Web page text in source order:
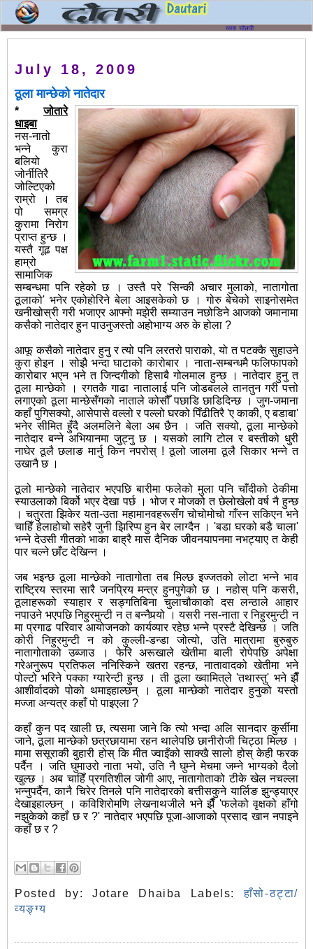
July 18, 2009
ठूला मान्छेको नातेदार
*जोतारे
धाइबा
नस-नातो
भन्ने कुरा
बलियो
जोर्नीतिरै
जोल्टिएको
राम्रो । तब
पो समग्र
कुरामा निरोग
प्राप्‍त हुन्छ ।
यस्तै गूढ पक्ष
हाम्रो
सामाजिक
सम्बन्धमा पनि रहेको छ । उस्तै परे 'सिन्की अचार मुलाको, नातागोता
ठूलाको' भनेर एकोहोरिने बेला आइसकेको छ । गोरु बेचेको साइनोसमेत
खनीखोस्री गरी भजाएर आफ्नो मझेरी सम्याउन नछोडिने आजको जमानामा
कसैको नातेदार हुन पाउनुजस्तो अहोभाग्य अरु के होला ?
आफू कसैको नातेदार हुनु र त्यो पनि लरतरो पाराको, यो त पटक्कै सुहाउने
कुरा होइन । सोझै भन्दा घाटाको कारोबार । नाता-सम्बन्धमै फलिफापको
कारोबार भएन भने त जिन्दगीको हिसाबै गोलमाल हुन्छ । नातेदार हुनु त
ठूला मान्छेको । रगतकै गाढा नातालाई पनि जोडबलले तानतुन गरी पत्तो
लगाएको ठूला मान्छेसँगको नाताले कोसौँ पछाडि छाडिदिन्छ ।जुग-जमाना
कहाँ पुगिसक्यो, आसेपासे वल्लो र पल्लो घरको पिँढीतिरै 'ए काकी, ए बडाबा'
भनेर सीमित हुँदै अलमलिने बेला अब छैन । जति सक्यो, ठूला मान्छेको
नातेदार बन्ने अभियानमा जुट्नु छ । यसको लागि टोल र बस्तीको धुरी
नाघेर ठूलै छलाङ मार्नु किन नपरोस् ! ठूलो जालमा ठूलै सिकार भन्ने त
उखानै छ ।
ठूलो मान्छेको नातेदार भएपछि बारीमा फलेको मुला पनि चाँदीको ठेकीमा
स्याउलाको बिर्को भएर देखा पर्छ । भोज र मोजको त छेलोखेलो वर्ष नै हुन्छ
। चतुरता झिकेर यता-उता महामानवहरूसँग चोचोमोचो गाँस्न सकिएन भने
चाहिँ हेलाहोचो सहेरै जुनी झिरिप्प हुन बेर लाग्दैन । 'बडा घरको बडै चाला'
भन्ने देउसी गीतको भाका बाह्रै मास दैनिक जीवनयापनमा नभट्याए त केही
पार चल्ने छाँट देखिन्न ।
जब भइन्छ ठूला मान्छेको नातागोता तब मिल्छ इज्जतको लोटा भन्ने भाव
राष्‍ट्रिय स्तरमा सारै जनप्रिय मन्त्र हुनपुगेको छ । नहोस् पनि कसरी,
ठूलाहरूको स्याहार र सङ्गतिबिना चुलाचौकाको दस लन्ठाले आहार
नपाउने भएपछि निहुरमुन्टी न त बन्नैपर्‍यो । यसरी नस-नाता र निहुरमुन्टी न
मा प्रगाढ परिवार आयोजनको कार्यव्यार रहेछ भन्ने प्रस्टै देखिन्छ । जति
कोरी निहुरमुन्टी न को कुल्ली-डन्डा जोत्यो, उति मात्रामा बुरुबुरु
नातागोताको उब्जाउ । फेरि अरूखाले खेतीमा बाली रोपेपछि अपेक्षा
गरेअनुरूप प्रतिफल ननिस्किने खतरा रहन्छ, नातावादको खेतीमा भने
पोल्टो भरिने पक्का ग्यारेन्टी हुन्छ । ती ठूला ख्वामित्‌ले 'तथास्तु' भने झैँ
आशीर्वादको पोको थमाइहाल्छन् । ठूला मान्छेको नातेदार हुनुको यस्तो
मज्जा अन्यत्र कहाँ पो पाइएला ?
कहाँ कुन पद खाली छ, त्यसमा जाने कि त्यो भन्दा अलि सानदार कुर्सीमा
जाने, ठूला मान्छेको छत्रछायामा रहन थालेपछि छानीरोजी चिट्ठा मिल्छ ।
मामा ससूराकी बुहारी होस् कि मीत ज्वाइँको साक्खै सालो होस् केही फरक
पर्दैन । जति घुमाउरो नाता भयो, उति नै घुम्ने मेचमा जम्ने भाग्यको दैलो
खुल्छ । अब चाहिँ प्रगतिशील जोगी आए, नातागोताको टीके खेल नचल्ला
भन्नुपर्दैन, कानै चिरेर तिनले पनि नातेदारको बत्तीसकुने यार्लिङ झुन्ड्याएर
देखाइहाल्छन् । कविशिरोमणि लेखनाथजीले भने झैँ 'फलेको वृक्षको हाँगो
नझुकेको कहाँ छ र ?' नातेदार भएपछि पूजा-आजाको प्रसाद खान नपाइने
कहाँ छ र ?
Posted by: Jotare Dhaiba Labels:हाँसो-ठट्टा/
व्यङ्ग्य